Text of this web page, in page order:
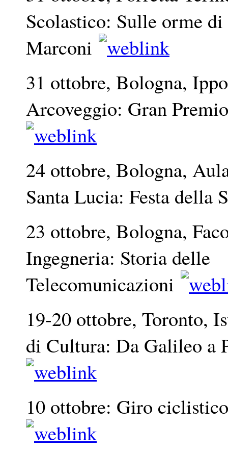
Scolastico: Sulle orme
Marconi
31 ottobre, Bologna,
Arcoveggio: Gran
24 ottobre, Bologna,
Santa Lucia: Festa della
23 ottobre, Bologna,
Ingegneria: Storia delle
Telecomunicazioni
19-20 ottobre, Toronto,
di Cultura: Da Galileo a
10 ottobre: Giro